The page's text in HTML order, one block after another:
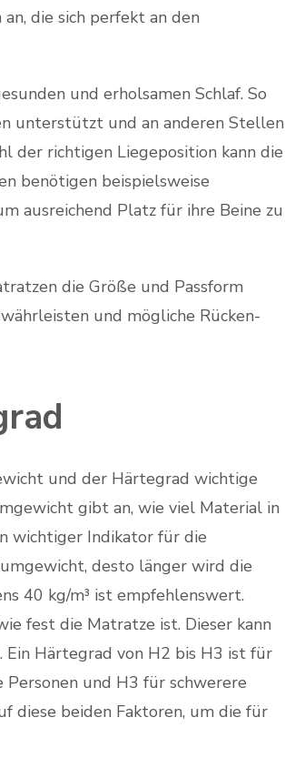
die sich perfekt an den
und erholsamen Schlaf. So
unterstützt und an anderen Stellen
der richtigen Liegeposition kann die
benötigen beispielsweise
ausreichend Platz für ihre Beine zu
die Größe und Passform
und mögliche Rücken-
und der Härtegrad wichtige
gibt an, wie viel Material in
wichtiger Indikator für die
desto länger wird die
40 kg/m³ ist empfehlenswert.
fest die Matratze ist. Dieser kann
Ein Härtegrad von H2 bis H3 ist für
und H3 für schwerere
diese beiden Faktoren, um die für